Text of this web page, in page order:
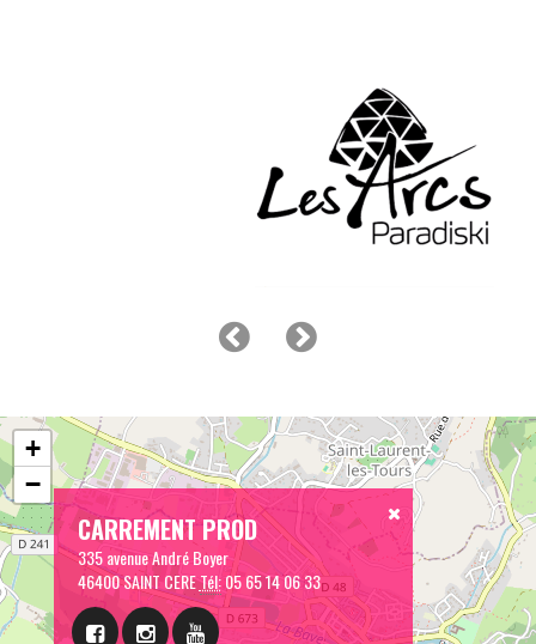
CARREMENT PROD
335 avenue André Boyer
46400 SAINT CERETél:05 65 14 06 33
+
−